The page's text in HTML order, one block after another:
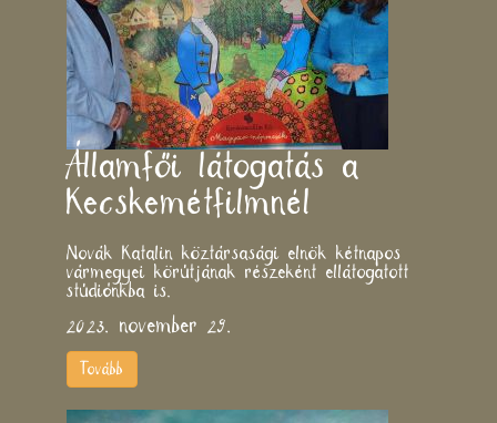
Államfői látogatás a
Kecskemétfilmnél
Novák Katalin köztársasági elnök kétnapos
vármegyei körútjának részeként ellátogatott
stúdiónkba is.
2023. november 29.
Tovább